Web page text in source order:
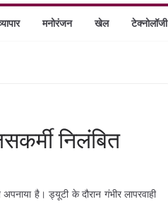
मनोरंजन खेल टेक्नोलॉजी
निलंबित
है। ड्यूटी के दौरान गंभीर लापरवाही